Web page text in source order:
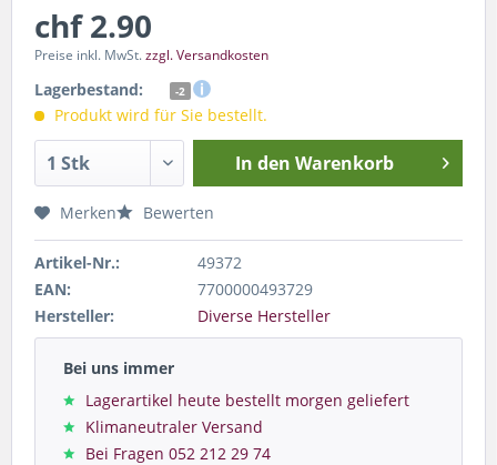
chf 2.90
Preise inkl. MwSt.zzgl. Versandkosten
Lagerbestand: -2
Produkt wird für Sie bestellt.
In den Warenkorb
Merken Bewerten
Artikel-Nr.:
49372
EAN:
7700000493729
Hersteller:
Diverse Hersteller
Bei uns immer
Lagerartikel heute bestellt morgen geliefert
Klimaneutraler Versand
Bei Fragen 052 212 29 74